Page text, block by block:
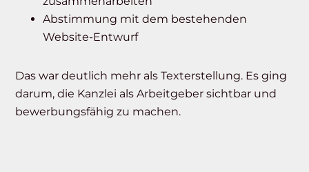
Abstimmung mit dem bestehenden
Website-Entwurf
Das war deutlich mehr als Texterstellung. Es ging
darum, die Kanzlei als Arbeitgeber sichtbar und
bewerbungsfähig zu machen.